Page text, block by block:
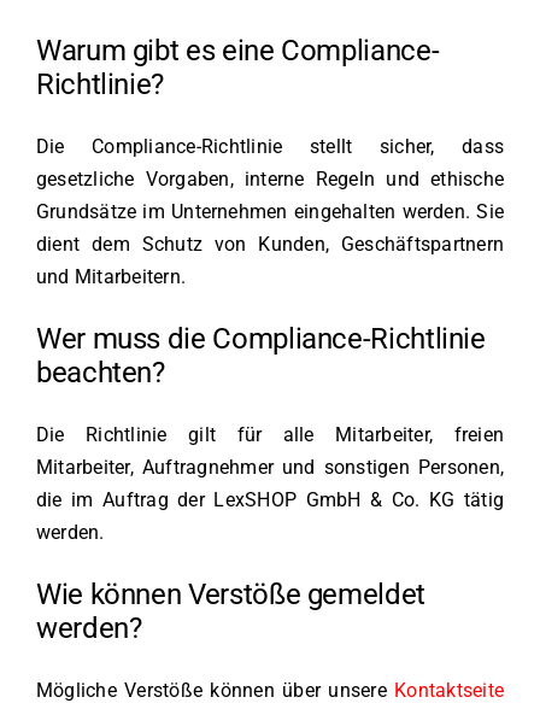
Warum gibt es eine Compliance-
Richtlinie?
Die Compliance-Richtlinie stellt sicher, dass
gesetzliche Vorgaben, interne Regeln und ethische
Grundsätze im Unternehmen eingehalten werden. Sie
dient dem Schutz von Kunden, Geschäftspartnern
und Mitarbeitern.
Wer muss die Compliance-Richtlinie
beachten?
Die Richtlinie gilt für alle Mitarbeiter, freien
Mitarbeiter, Auftragnehmer und sonstigen Personen,
die im Auftrag der LexSHOP GmbH & Co. KG tätig
werden.
Wie können Verstöße gemeldet
werden?
Mögliche Verstöße können über unsere Kontaktseite